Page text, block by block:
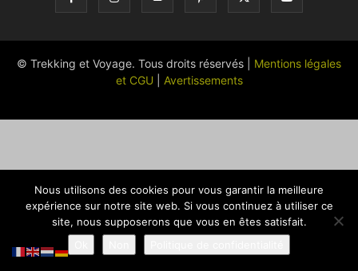
© Trekking et Voyage. Tous droits réservés | Mentions légales
et CGU
Avertissements
Nous utilisons des cookies pour vous garantir la meilleure
expérience sur notre site web. Si vous continuez à utiliser ce
site, nous supposerons que vous en êtes satisfait.